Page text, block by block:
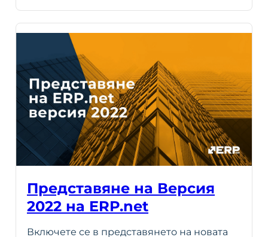
Представяне на Версия
2022 на ERP.net
Включете се в представянето на новата